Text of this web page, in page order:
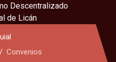
Descentralizado
de Licán
Convenios